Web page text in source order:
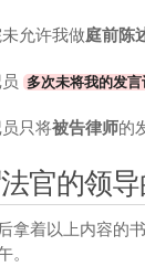
允许我做庭前陈
多次未将我的发
只将被告律师的
官的领
拿着以上内容的
。